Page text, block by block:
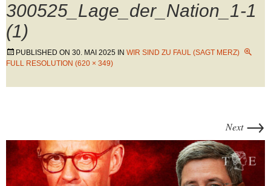
300525_Lage_der_Nation_1-1
(1)
PUBLISHED ON 30. MAI 2025 IN WIR SIND ZU FAUL (SAGT MERZ)
FULL RESOLUTION (620 × 349)
Next →